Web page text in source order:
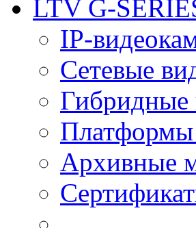
LTV G-
IP-
Сетевые
Гибридные
Платформы
Архивные